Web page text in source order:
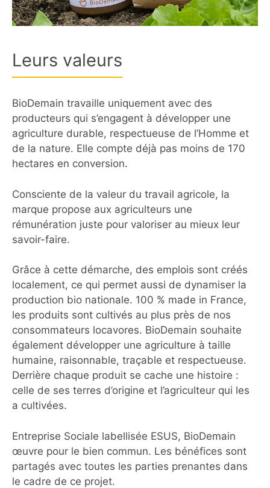
Leurs valeurs
BioDemain travaille uniquement avec des
producteurs qui s’engagent à développer une
agriculture durable, respectueuse de l’Homme et
de la nature. Elle compte déjà pas moins de 170
hectares en conversion.
Consciente de la valeur du travail agricole, la
marque propose aux agriculteurs une
rémunération juste pour valoriser au mieux leur
savoir-faire.
Grâce à cette démarche, des emplois sont créés
localement, ce qui permet aussi de dynamiser la
production bio nationale. 100 % made in France,
les produits sont cultivés au plus près de nos
consommateurs locavores. BioDemain souhaite
également développer une agriculture à taille
humaine, raisonnable, traçable et respectueuse.
Derrière chaque produit se cache une histoire :
celle de ses terres d’origine et l’agriculteur qui les
a cultivées.
Entreprise Sociale labellisée ESUS, BioDemain
œuvre pour le bien commun. Les bénéfices sont
partagés avec toutes les parties prenantes dans
le cadre de ce projet.